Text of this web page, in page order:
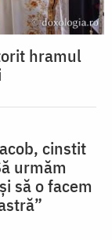
hramul
cinstit
urmăm
să o facem